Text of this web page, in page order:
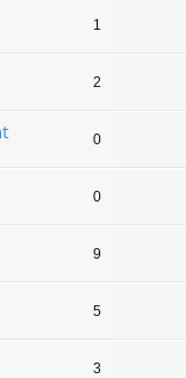
1
2
0
0
9
5
3